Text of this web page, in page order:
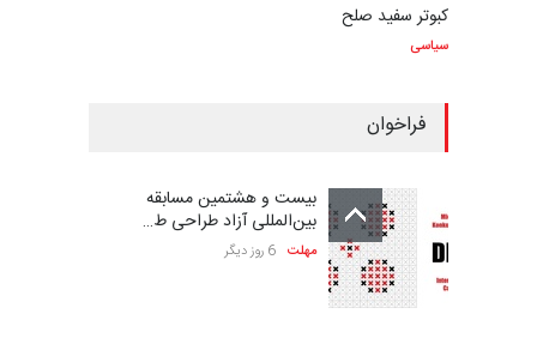
کبوتر سفید صلح
سیاسی
فراخوان
بیست و هشتمین مسابقه
بین‌المللی آزاد طراحی ط…
مهلت 6 روز دیگر